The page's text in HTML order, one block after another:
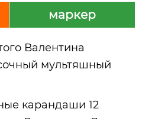
маркер
Валентина
мультяшный
карандаши 12